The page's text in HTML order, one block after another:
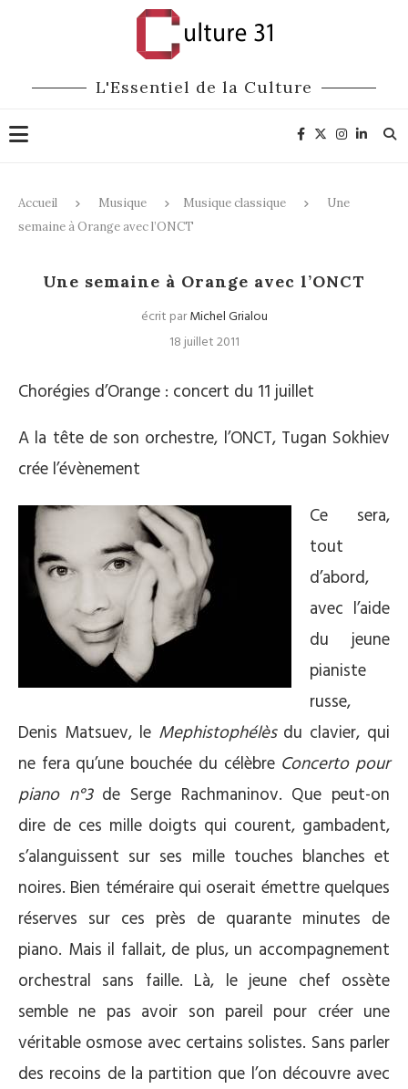
L'Essentiel de la Culture
Accueil Musique Musique classique
Une
semaine à Orange avec l’ONCT
Musique classique
Une semaine à Orange avec l’ONCT
écrit parMichel Grialou
18 juillet 2011
Chorégies d’Orange : concert du 11 juillet
A la tête de son orchestre, l’ONCT, Tugan Sokhiev
crée l’évènement
Ce sera,
tout
d’abord,
avec l’aide
du jeune
pianiste
russe,
Denis Matsuev, le Mephistophélèsdu clavier, qui
ne fera qu’une bouchée du célèbre Concerto pour
piano n°3de Serge Rachmaninov. Que peut-on
dire de ces mille doigts qui courent, gambadent,
s’alanguissent sur ses mille touches blanches et
noires. Bien téméraire qui oserait émettre quelques
réserves sur ces près de quarante minutes de
piano. Mais il fallait, de plus, un accompagnement
orchestral sans faille. Là, le jeune chef ossète
semble ne pas avoir son pareil pour créer une
véritable osmose avec certains solistes. Sans parler
des recoins de la partition que l’on découvre avec